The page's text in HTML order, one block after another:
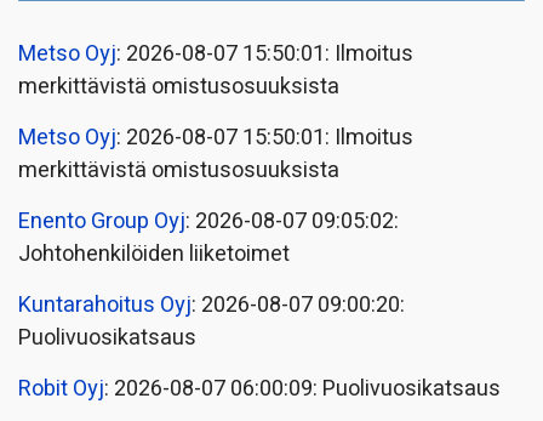
Metso Oyj: 2026-08-07 15:50:01: Ilmoitus
merkittävistä omistusosuuksista
Metso Oyj: 2026-08-07 15:50:01: Ilmoitus
merkittävistä omistusosuuksista
Enento Group Oyj: 2026-08-07 09:05:02:
Johtohenkilöiden liiketoimet
Kuntarahoitus Oyj: 2026-08-07 09:00:20:
Puolivuosikatsaus
Robit Oyj: 2026-08-07 06:00:09: Puolivuosikatsaus